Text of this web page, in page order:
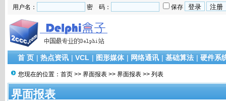
用户名： 密 码： 保存
首 页 | 热点资讯 | VCL | 图形媒体 | 网络通讯 | 基础算法 | 硬件系
您现在的位置： 首页 >> 界面报表 >> 界面报表 >> 列表
界面报表